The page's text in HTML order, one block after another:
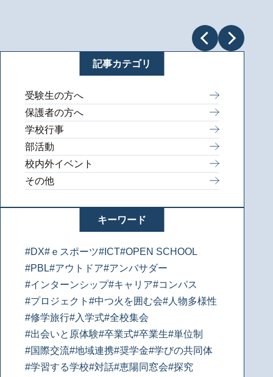
記事カテゴリ
受験生の方へ
保護者の方へ
学校行事
部活動
校内外イベント
その他
キーワード
#DX#ｅスポーツ#ICT#OPEN SCHOOL
#PBL#アウトドア#アンバサダー
#インターンシップ#キャリア#コンパス
#プロジェクト #中つ火を囲む会#人物多様性
#修学旅行#入学式#全校集会
#出会いと原体験#卒業式#卒業生#単位制
#国際交流#地域連携#奨学金#学びの共同体
#学習する学校#対話#恵陽同窓会#探究